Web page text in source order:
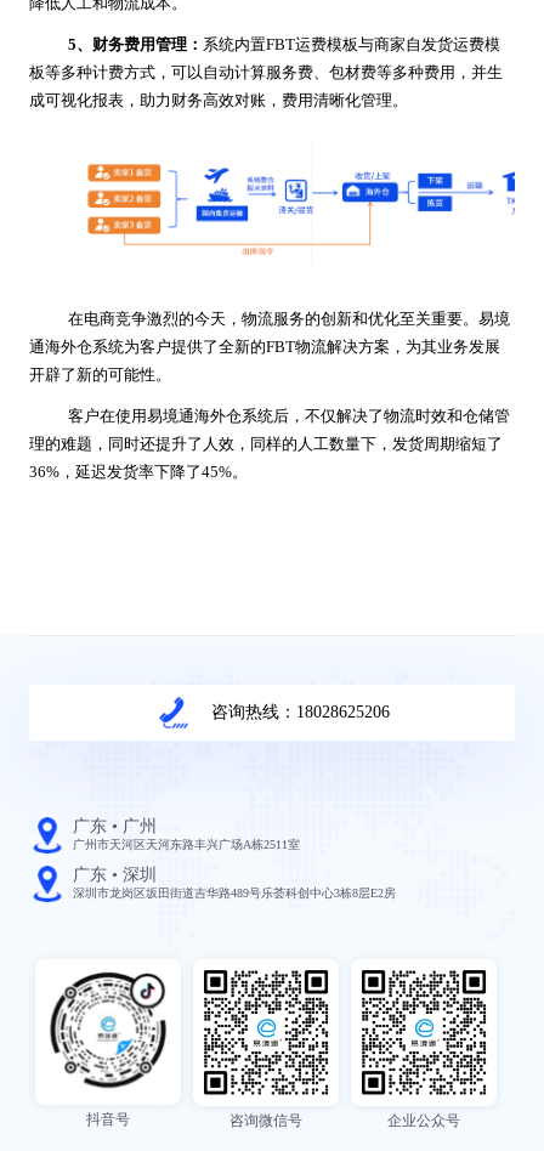
5、财务费用管理： 系统内置FBT运费模板与商家自发货运费模
板等多种计费方式，可以自动计算服务费、包材费等多种费用，并生
成可视化报表，助力财务高效对账，费用清晰化管理。
在电商竞争激烈的今天，物流服务的创新和优化至关重要。易境
通海外仓系统为客户提供了全新的FBT物流解决方案，为其业务发展
开辟了新的可能性。
客户在使用易境通海外仓系统后，不仅解决了物流时效和仓储管
理的难题，同时还提升了人效，同样的人工数量下，发货周期缩短了
36%，延迟发货率下降了45%。
咨询热线：18028625206
广东 • 广州
广州市天河区天河东路丰兴广场A栋2511室
广东 • 深圳
深圳市龙岗区坂田街道吉华路489号乐荟科创中心3栋8层E2房
抖音号 咨询微信号 企业公众号